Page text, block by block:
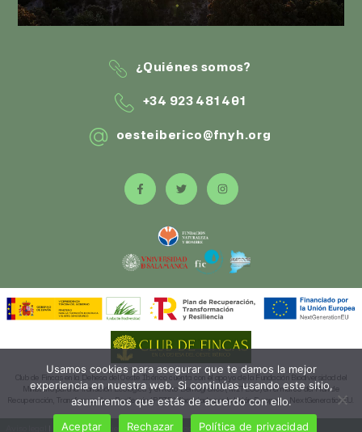
¿Quiénes somos?
+34 923 481 401
oesteiberico@fnyh.org
Club de Fincas en la Dehesa del Oeste Ibérico cuenta con el apoyo de la Fundación Biodiversidad del
Ministerio para la Transición Ecológica y el Reto Demográfico (MITECO) en el marco del Plan de
Recuperación, Transformación y Resiliencia (PRTR), financiado por la Unión Europea – NextGenerationEU.
Política de Cookies Política de privacidad|Accesibilidad
Usamos cookies para asegurar que te damos la mejor
experiencia en nuestra web. Si continúas usando este sitio,
asumiremos que estás de acuerdo con ello.
Aceptar
Rechazar Política de privacidad